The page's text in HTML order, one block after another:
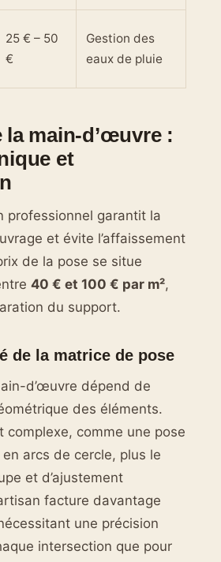
25 € – 50
€
Gestion des
eaux de pluie
la main-d’œuvre :
et
professionnel garantit la
et évite l’affaissement
de la pose se situe
40 € et 100 € par m²,
du support.
de la matrice de pose
d’œuvre dépend de
des éléments.
complexe, comme une pose
arcs de cercle, plus le
et d’ajustement
facture davantage
une précision
intersection que pour